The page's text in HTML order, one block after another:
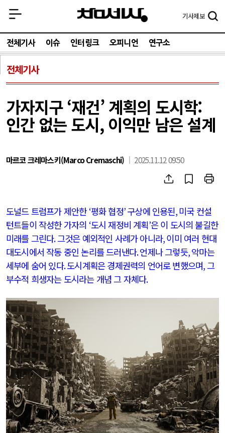
기사제보
전체기사 이슈 인터링크 오피니언 연구소
전체기사
가자지구 ‘재건’ 계획의 도시학:
인간 없는 도시, 이익만 남은 설계
마르코 크레마스키(Marco Cremaschi) 2025.11.12 09:50
도널드 트럼프가 제안한 ‘평화 협정’구상에 인용된,미국 컨설
턴트들이 작성한 가자의 ‘도시 재정비 계획’은 이 도시의 불길한
미래를 그린다.그것은 예외적인 사례가 아니라,이미 여러 현대
대도시에서 작동 중인 논리를 드러낸다.언제나 그렇듯,악마는
세부에 숨어 있다.도시계획은 경제권력의 언어로 변했으며,그
부수적 희생자는 도시라는 개념 그 자체다.